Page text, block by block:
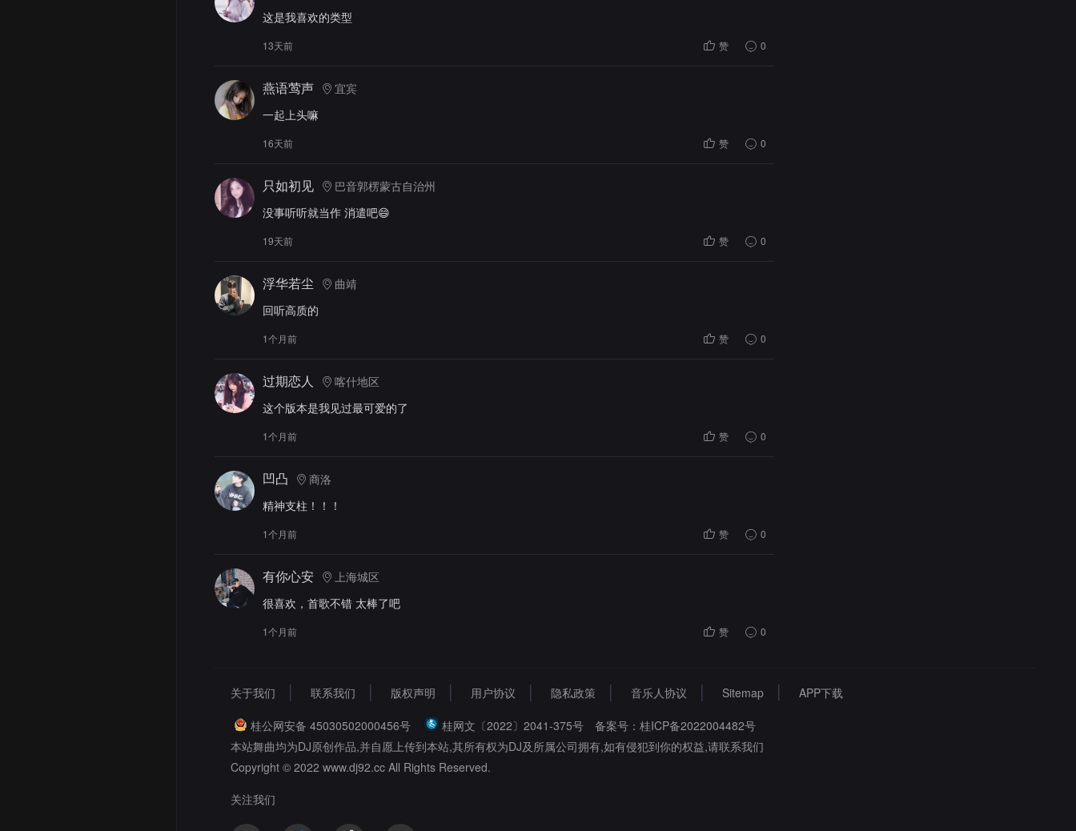
这是我喜欢的类型
13天前 赞 0
燕语莺声
宜宾
一起上头嘛
16天前 赞 0
只如初见
巴音郭楞蒙古自治州
没事听听就当作 消遣吧😄
19天前 赞 0
浮华若尘
曲靖
回听高质的
1个月前 赞 0
过期恋人
喀什地区
这个版本是我见过最可爱的了
1个月前 赞 0
凹凸
商洛
精神支柱！！！
1个月前 赞 0
有你心安
上海城区
很喜欢，首歌不错 太棒了吧
1个月前 赞 0
关于我们 联系我们 版权声明 用户协议 隐私政策 音乐人协议 Sitemap APP下载
桂公网安备 45030502000456号 桂网文〔2022〕2041-375号
备案号：桂ICP备2022004482号
本站舞曲均为DJ原创作品,并自愿上传到本站,其所有权为DJ及所属公司拥有,如有侵犯到你的权益,请联系我们
Copyright © 2022 www.dj92.cc All Rights Reserved.
关注我们